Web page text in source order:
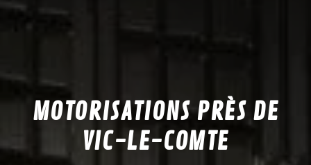
MOTORISATIONS PRÈS DE
VIC-LE-COMTE